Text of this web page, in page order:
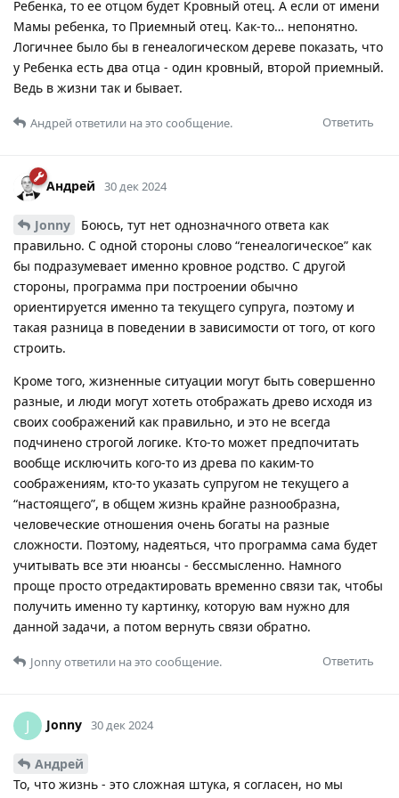
Ребенка, то ее отцом будет Кровный отец. А если от имени
Мамы ребенка, то Приемный отец. Как-то… непонятно.
Логичнее было бы в генеалогическом дереве показать, что
у Ребенка есть два отца - один кровный, второй приемный.
Ведь в жизни так и бывает.
Ответить
Андрейответили на это сообщение.
Андрей 30 дек 2024
Jonny
Боюсь, тут нет однозначного ответа как
правильно. С одной стороны слово “генеалогическое” как
бы подразумевает именно кровное родство. С другой
стороны, программа при построении обычно
ориентируется именно та текущего супруга, поэтому и
такая разница в поведении в зависимости от того, от кого
строить.
Кроме того, жизненные ситуации могут быть совершенно
разные, и люди могут хотеть отображать древо исходя из
своих соображений как правильно, и это не всегда
подчинено строгой логике. Кто-то может предпочитать
вообще исключить кого-то из древа по каким-то
соображениям, кто-то указать супругом не текущего а
“настоящего”, в общем жизнь крайне разнообразна,
человеческие отношения очень богаты на разные
сложности. Поэтому, надеяться, что программа сама будет
учитывать все эти нюансы - бессмысленно. Намного
проще просто отредактировать временно связи так, чтобы
получить именно ту картинку, которую вам нужно для
данной задачи, а потом вернуть связи обратно.
Ответить
Jonnyответили на это сообщение.
J Jonny 30 дек 2024
Андрей
То, что жизнь - это сложная штука, я согласен, но мы